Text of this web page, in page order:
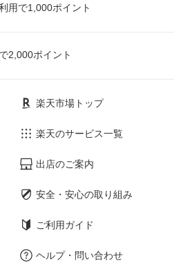
用で1,000ポイント
2,000ポイント
楽天市場トップ
楽天のサービス一覧
出店のご案内
安全・安心の取り組み
ご利用ガイド
ヘルプ・問い合わせ